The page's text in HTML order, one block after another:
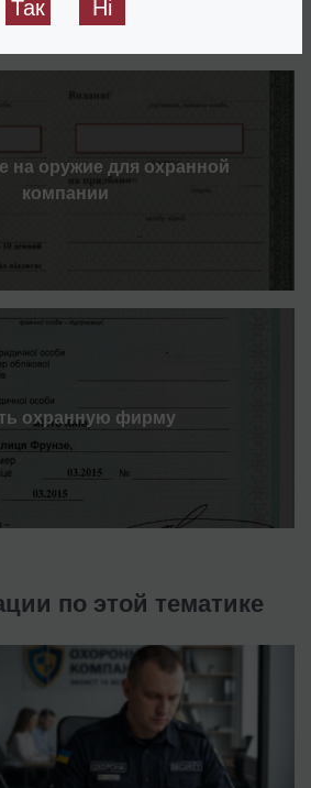
на оружие для охранной
компании
охранную фирму
по этой тематике
Так Ні